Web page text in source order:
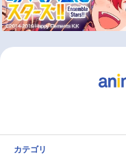
カテゴリ